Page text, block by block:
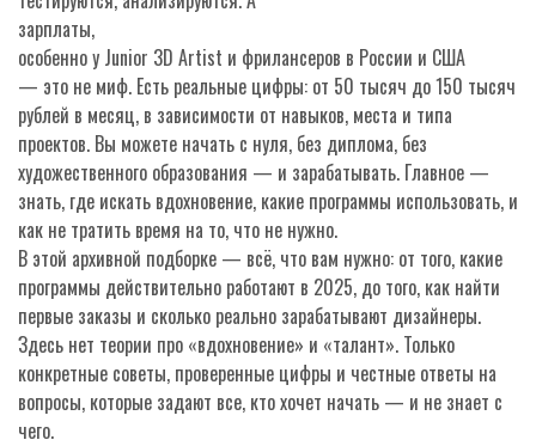
зарплаты,
особенно у Junior 3D Artist и фрилансеров в России и США
— это не миф. Есть реальные цифры: от 50 тысяч до 150 тысяч
рублей в месяц, в зависимости от навыков, места и типа
проектов. Вы можете начать с нуля, без диплома, без
художественного образования — и зарабатывать. Главное —
знать, где искать вдохновение, какие программы использовать, и
как не тратить время на то, что не нужно.
В этой архивной подборке — всё, что вам нужно: от того, какие
программы действительно работают в 2025, до того, как найти
первые заказы и сколько реально зарабатывают дизайнеры.
Здесь нет теории про «вдохновение» и «талант». Только
конкретные советы, проверенные цифры и честные ответы на
вопросы, которые задают все, кто хочет начать — и не знает с
чего.